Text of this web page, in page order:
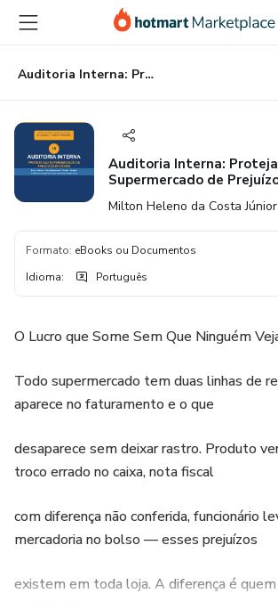
para
conteúdo
principal
para
pagamento
para
rodapé
Auditoria Interna: Proteja Seu Supermercado de Prejuízos Invisíveis
Auditoria Interna:
Supermercado de
Milton Heleno da Costa Júnior
Formato: eBooks ou Documentos
Idioma: Português
O Lucro que Some Sem Que Ninguém
Todo supermercado tem duas linhas de
aparece no faturamento e o que
desaparece sem deixar rastro. Produto
troco errado no caixa, nota fiscal
com diferença não conferida, funcionário
mercadoria no bolso — esses prejuízos
existem em toda loja. A diferença é